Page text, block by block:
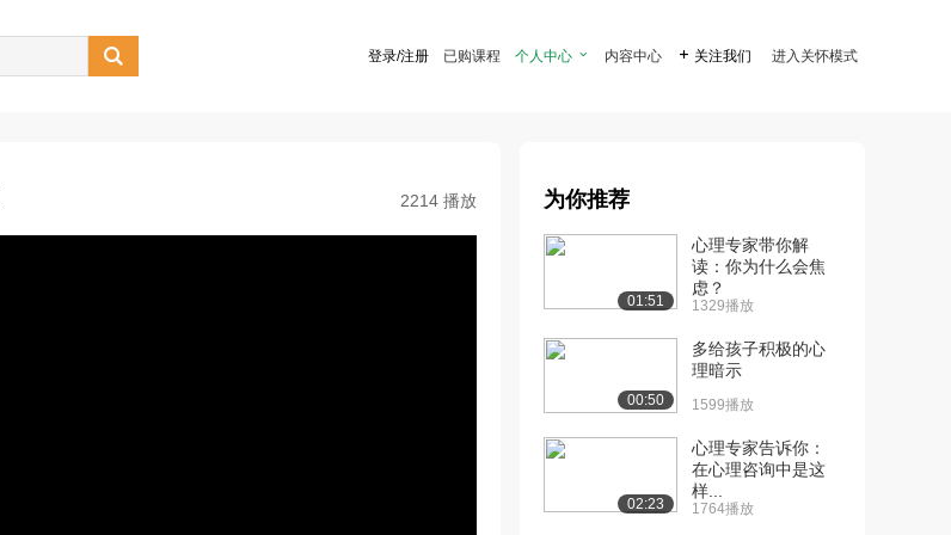
 登录/注册 已购课程 个人中心  内容中心  关注我们 进入关怀模式
2214 播放 为你推荐
01:51
心理专家带你解
读：你为什么会焦
虑？
1329播放
00:50
多给孩子积极的心
理暗示
1599播放
02:23
心理专家告诉你：
在心理咨询中是这
样...
1764播放